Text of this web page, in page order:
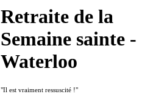
Retraite de la
Semaine sainte -
Waterloo
"Il est vraiment ressuscité !"